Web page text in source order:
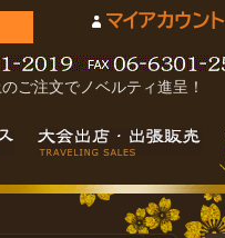
マイアカウント
ご注文でノベルティ進呈！